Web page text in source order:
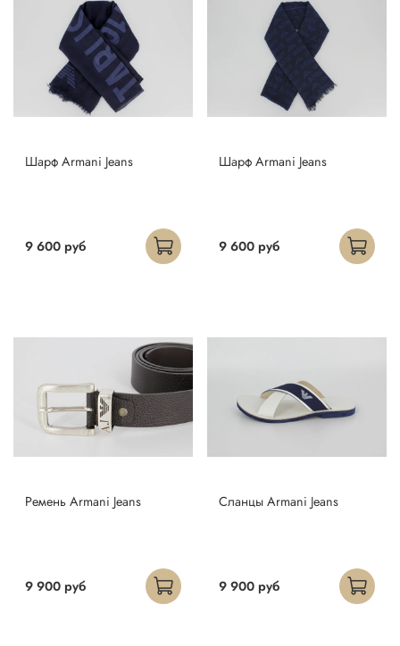
Шарф Armani Jeans
9 600 руб
Шарф Armani Jeans
9 600 руб
Ремень Armani Jeans
9 900 руб
Сланцы Armani Jeans
9 900 руб